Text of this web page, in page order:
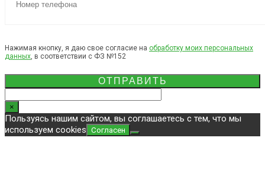
Нажимая кнопку, я даю свое согласие на обработку моих персональных
данных, в соответствии с ФЗ №152
×
Пользуясь нашим сайтом, вы соглашаетесь с тем, что мы
используем cookies Согласен